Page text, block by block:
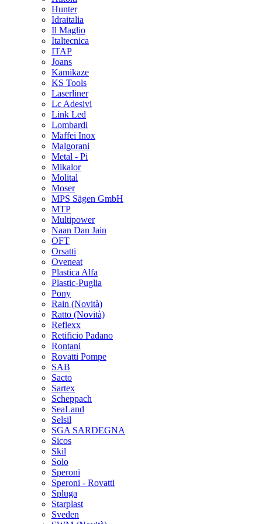
Hunter
Idraitalia
Il Maglio
Italtecnica
ITAP
Joans
Kamikaze
KS Tools
Laserliner
Lc Adesivi
Link Led
Lombardi
Maffei Inox
Malgorani
Metal - Pi
Mikalor
Molital
Moser
MPS Sägen GmbH
MTP
Multipower
Naan Dan Jain
OFT
Orsatti
Oveneat
Plastica Alfa
Plastic-Puglia
Pony
Rain (Novità)
Ratto (Novità)
Reflexx
Retificio Padano
Rontani
Rovatti Pompe
SAB
Sacto
Sartex
Scheppach
SeaLand
Selsil
SGA SARDEGNA
Sicos
Skil
Solo
Speroni
Speroni - Rovatti
Spluga
Starplast
Sveden